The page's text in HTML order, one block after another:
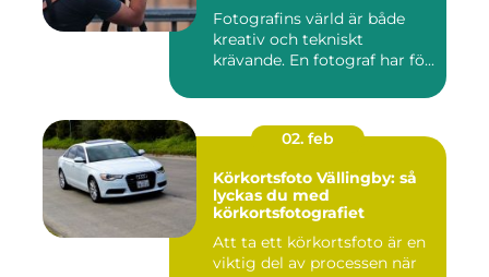
Fotografins värld är både
kreativ och tekniskt
krävande. En fotograf har fö...
02. feb
Körkortsfoto Vällingby: så
lyckas du med
körkortsfotografiet
Att ta ett körkortsfoto är en
viktig del av processen när